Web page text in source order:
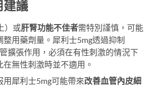
建議
）或肝腎功能不佳者需特別謹慎，可能
用藥劑量。犀利士5mg透過抑制
擴張作用，必須在有性刺激的情況下
無性刺激時並不適用。
用犀利士5mg可能帶來改善血管內皮細